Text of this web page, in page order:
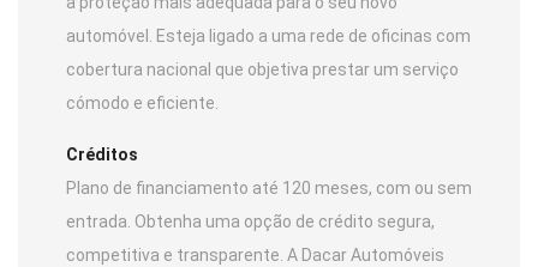
automóvel. Esteja ligado a uma rede de oficinas com
cobertura nacional que objetiva prestar um serviço
cómodo e eficiente.
Créditos
Plano de financiamento até 120 meses, com ou sem
entrada. Obtenha uma opção de crédito segura,
competitiva e transparente. A Dacar Automóveis